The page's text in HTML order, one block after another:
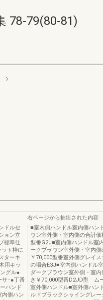
78-79(80-81)
ドルセ
ョン立
標準仕
ト枠に
ターキ
用キッ
グル●
サ−●丁番
ハンド
内側ハン
右ページから抽出された内容
■室内側ハンドル室内側ハン
ウン室外側・室内側の合計
型番G2J■室内側ハンドル室
ークブラウン室外側・室内
￥70,000型番室外側グレイ
の場合E3J■室内側ハンドル
ダークブラウン室外側・室
き￥70,000型番D2JD型 ム
室外側ハンドル■室外側ハン
ルドブラックシャイングレ